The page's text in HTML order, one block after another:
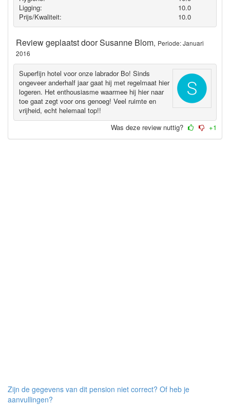
Ligging:
10.0
Prijs/Kwaliteit:
10.0
Review geplaatst doorSusanne Blom, Periode: Januari
2016
Superfijn hotel voor onze labrador Bo! Sinds
ongeveer anderhalf jaar gaat hij met regelmaat hier
logeren. Het enthousiasme waarmee hij hier naar
toe gaat zegt voor ons genoeg! Veel ruimte en
vrijheid, echt helemaal top!!
Was deze review nuttig?
+1
Zijn de gegevens van dit pension niet correct? Of heb je
aanvullingen?